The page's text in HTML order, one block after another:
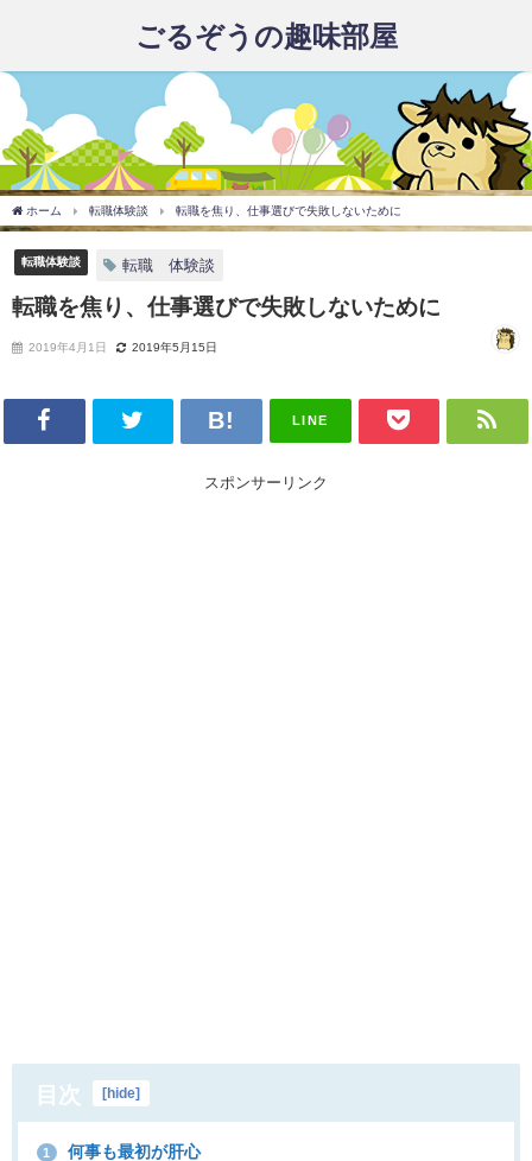
ごるぞうの趣味部屋
ホーム 転職体験談 転職を焦り、仕事選びで失敗しないために
転職体験談 転職 体験談
転職を焦り、仕事選びで失敗しないために
2019年4月1日 2019年5月15日
LINE
スポンサーリンク
目次 [hide]
1 何事も最初が肝心